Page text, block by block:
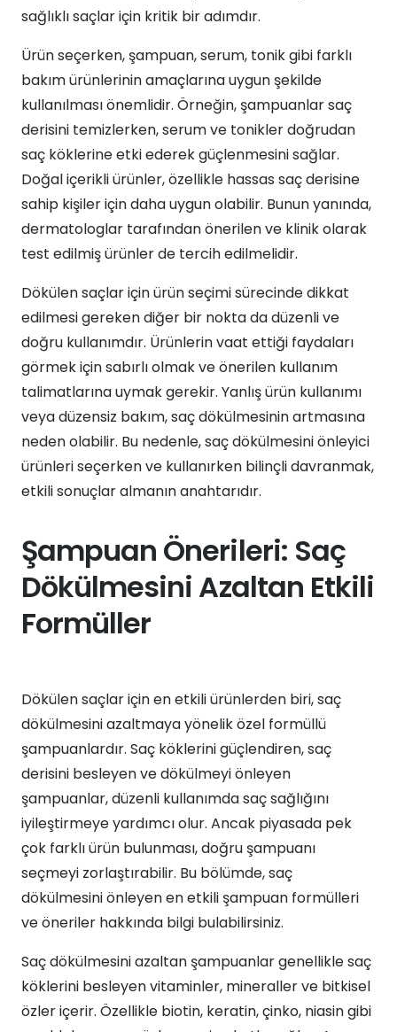
sağlıklı saçlar için kritik bir adımdır.
Ürün seçerken, şampuan, serum, tonik gibi farklı
bakım ürünlerinin amaçlarına uygun şekilde
kullanılması önemlidir. Örneğin, şampuanlar saç
derisini temizlerken, serum ve tonikler doğrudan
saç köklerine etki ederek güçlenmesini sağlar.
Doğal içerikli ürünler, özellikle hassas saç derisine
sahip kişiler için daha uygun olabilir. Bunun yanında,
dermatologlar tarafından önerilen ve klinik olarak
test edilmiş ürünler de tercih edilmelidir.
Dökülen saçlar için ürün seçimi sürecinde dikkat
edilmesi gereken diğer bir nokta da düzenli ve
doğru kullanımdır. Ürünlerin vaat ettiği faydaları
görmek için sabırlı olmak ve önerilen kullanım
talimatlarına uymak gerekir. Yanlış ürün kullanımı
veya düzensiz bakım, saç dökülmesinin artmasına
neden olabilir. Bu nedenle, saç dökülmesini önleyici
ürünleri seçerken ve kullanırken bilinçli davranmak,
etkili sonuçlar almanın anahtarıdır.
Şampuan Önerileri: Saç
Dökülmesini Azaltan Etkili
Formüller
Dökülen saçlar için en etkili ürünlerden biri, saç
dökülmesini azaltmaya yönelik özel formüllü
şampuanlardır. Saç köklerini güçlendiren, saç
derisini besleyen ve dökülmeyi önleyen
şampuanlar, düzenli kullanımda saç sağlığını
iyileştirmeye yardımcı olur. Ancak piyasada pek
çok farklı ürün bulunması, doğru şampuanı
seçmeyi zorlaştırabilir. Bu bölümde, saç
dökülmesini önleyen en etkili şampuan formülleri
ve öneriler hakkında bilgi bulabilirsiniz.
Saç dökülmesini azaltan şampuanlar genellikle saç
köklerini besleyen vitaminler, mineraller ve bitkisel
özler içerir. Özellikle biotin, keratin, çinko, niasin gibi